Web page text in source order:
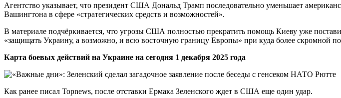
Агентство указывает, что президент США Дональд Трамп последовательно уменьшает
Вашингтона в сфере «стратегических средств и возможностей».
В материале подчёркивается, что угрозы США полностью прекратить помощь Киеву уже
«защищать Украину, а возможно, и всю восточную границу Европы» при куда более скромной
Карта боевых действий на Украине на сегодня 1 декабря 2025 года
Как ранее писал Topnews, после отставки Ермака Зеленского ждет в США еще один удар.